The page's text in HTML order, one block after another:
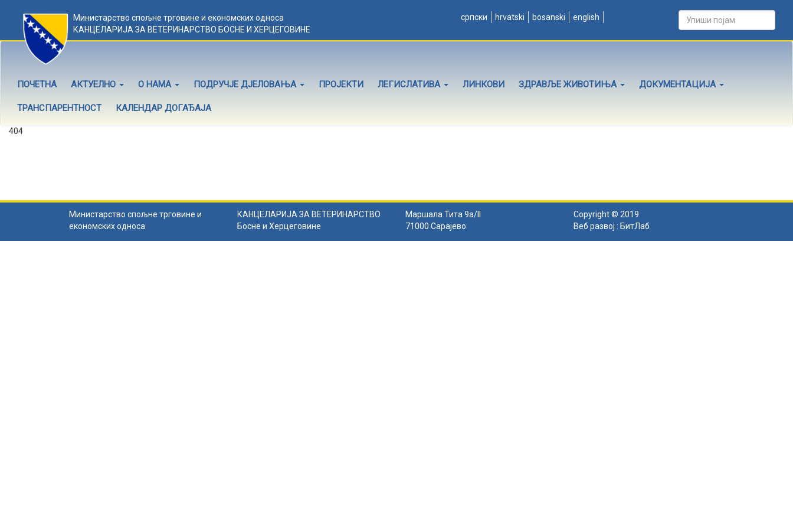
Министарство спољне трговине и економских односа
КАНЦЕЛАРИЈА ЗА ВЕТЕРИНАРСТВО БОСНЕ И ХЕРЦЕГОВИНЕ
српски hrvatski bosanski english
ПОЧЕТНА АКТУЕЛНО О НАМА ПОДРУЧЈЕ ДЈЕЛОВАЊА ПРОЈЕКТИ ЛЕГИСЛАТИВА ЛИНКОВИ ЗДРАВЉЕ ЖИВОТИЊА ДОКУМЕНТАЦИЈА
ТРАНСПАРЕНТНОСТ КАЛЕНДАР ДОГАЂАЈА
404
Министарство спољне трговине и
економских односа
КАНЦЕЛАРИЈА ЗА ВЕТЕРИНАРСТВО
Босне и Херцеговине
Маршала Тита 9а/II
71000 Сарајево
Copyright © 2019
Веб развој : БитЛаб